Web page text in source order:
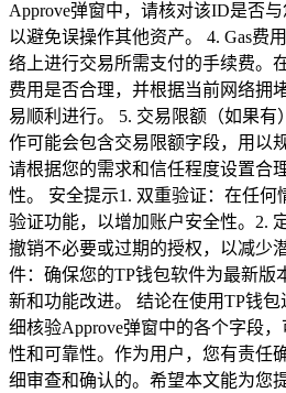
Approve弹窗中，请核对该ID是否与
以避免误操作其他资产。 4. Gas费
络上进行交易所需支付的手续费。
费用是否合理，并根据当前网络拥
易顺利进行。 5. 交易限额（如果有
作可能会包含交易限额字段，用以
请根据您的需求和信任程度设置合
性。 安全提示1. 双重验证：在任何
验证功能，以增加账户安全性。2.
撤销不必要或过期的授权，以减少
件：确保您的TP钱包软件为最新版
新和功能改进。 结论在使用TP钱
细核验Approve弹窗中的各个字段
性和可靠性。作为用户，您有责任
细审查和确认的。希望本文能为您